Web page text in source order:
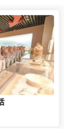
节”...
“数字...